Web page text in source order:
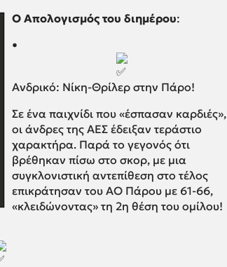
Ο Απολογισμός του διημέρου:
•
Ανδρικό: Νίκη-Θρίλερ στην Πάρο!
Σε ένα παιχνίδι που «έσπασαν καρδιές»,
οι άνδρες της ΑΕΣ έδειξαν τεράστιο
χαρακτήρα. Παρά το γεγονός ότι
βρέθηκαν πίσω στο σκορ, με μια
συγκλονιστική αντεπίθεση στο τέλος
επικράτησαν του ΑΟ Πάρου με 61-66,
«κλειδώνοντας» τη 2η θέση του ομίλου!